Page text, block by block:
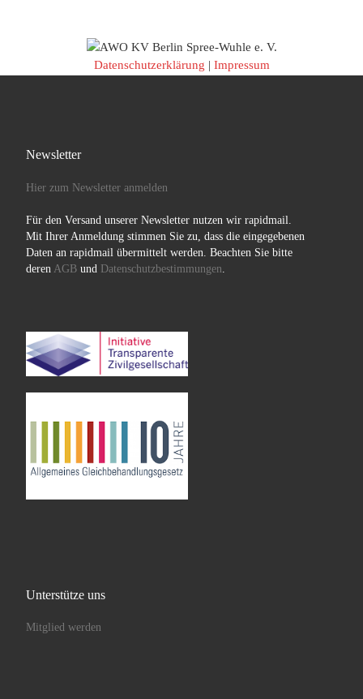
Datenschutzerklärung | Impressum
Newsletter
Hier zum Newsletter anmelden
Für den Versand unserer Newsletter nutzen wir rapidmail.
Mit Ihrer Anmeldung stimmen Sie zu, dass die eingegebenen
Daten an rapidmail übermittelt werden. Beachten Sie bitte
deren AGBund Datenschutzbestimmungen
Unterstütze uns
Mitglied werden